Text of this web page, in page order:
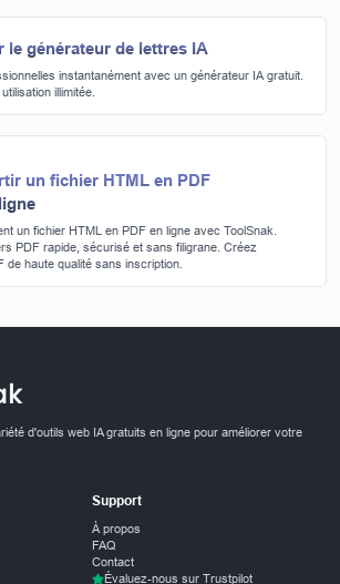
le générateur de lettres IA
instantanément avec un générateur IA gratuit.
illimitée.
un fichier HTML en PDF
un fichier HTML en PDF en ligne avec ToolSnak.
PDF rapide, sécurisé et sans filigrane. Créez
de haute qualité sans inscription.
d'outils web IA gratuits en ligne pour améliorer votre
Support
À propos
FAQ
Contact
Évaluez-nous sur Trustpilot